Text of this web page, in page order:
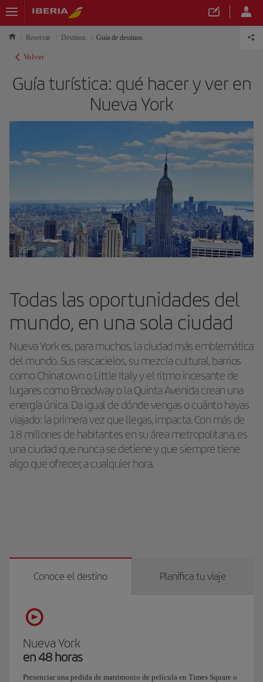
Reservar Destinos Guía de destinos
Volver
Guía turística: qué hacer y ver en
Nueva York
Todas las oportunidades del
mundo, en una sola ciudad
Nueva York es, para muchos, la ciudad más emblemática
del mundo. Sus rascacielos, su mezcla cultural, barrios
como Chinatown o Little Italy y el ritmo incesante de
lugares como Broadway o la Quinta Avenida crean una
energía única. Da igual de dónde vengas o cuánto hayas
viajado: la primera vez que llegas, impacta. Con más de
18 millones de habitantes en su área metropolitana, es
una ciudad que nunca se detiene y que siempre tiene
algo que ofrecer, a cualquier hora.
Conoce el destino Planifica tu viaje
Nueva York
en 48 horas
Presenciar una pedida de matrimonio de película en Times Square o